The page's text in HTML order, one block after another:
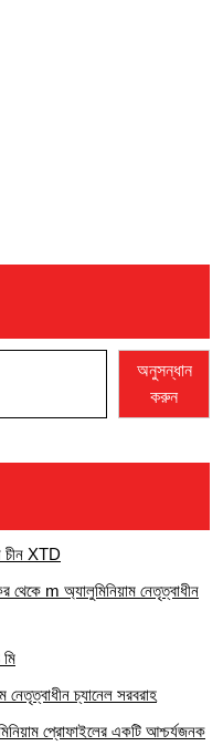
অনুসন্ধান
করুন
চীন XTD
থেকে m অ্যালুমিনিয়াম নেতৃত্বাধীন
নেতৃত্বাধীন চ্যানেল সরবরাহ
প্রোফাইলের একটি আশ্চর্যজনক